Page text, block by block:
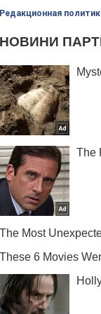
Редакционная